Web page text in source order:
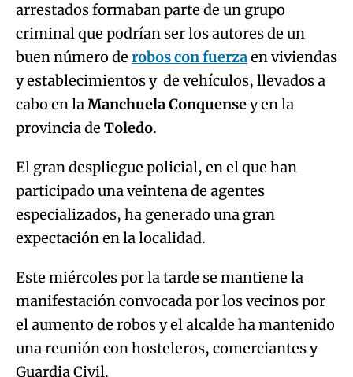
arrestados formaban parte de un grupo
criminal que podrían ser los autores de un
buen número de robos con fuerzaen viviendas
y establecimientos y de vehículos, llevados a
cabo en laManchuelaConquensey en la
provincia de Toledo.
El gran despliegue policial, en el que han
participado una veintena de agentes
especializados, ha generado una gran
expectación en la localidad.
Este miércoles por la tarde se mantiene la
manifestación convocada por los vecinos por
el aumento de robos y el alcalde ha mantenido
una reunión con hosteleros, comerciantes y
Guardia Civil.